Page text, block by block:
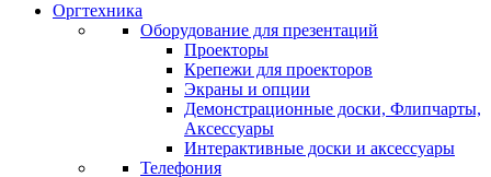
Оргтехника
Оборудование для презентаций
Проекторы
Крепежи для проекторов
Экраны и опции
Демонстрационные доски, Флипчарты,
Аксессуары
Интерактивные доски и аксессуары
Телефония